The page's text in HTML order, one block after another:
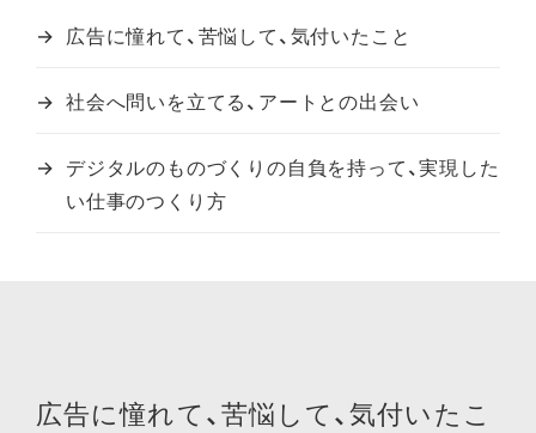
広告に憧れて、苦悩して、気付いたこと
社会へ問いを立てる、アートとの出会い
デジタルのものづくりの自負を持って、実現した
い仕事のつくり方
広告に憧れて、苦悩して、気付いたこ